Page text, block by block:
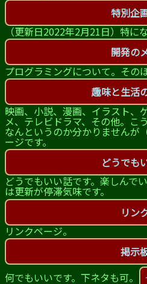
特別企
（更新日2022年2月21日）特に
開発の
プログラミングについて。その
趣味と生活
映画、小説、漫画、イラスト、
メ、テレビドラマ、その他。こ
なんというのか分かりませんが
ージです。
どうでも
どうでもいい話です。楽しんで
は更新が停滞気味です。
リン
リンクページ。
掲示
何でもいいです。下ネタも可。